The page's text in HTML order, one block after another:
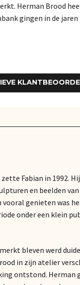
Herman Brood
gingen in de jaren
Fabian in 1992.
en beelden
vooral genieten was
onder een klein
bleven werd
in zijn atelier
ontstond. Herman